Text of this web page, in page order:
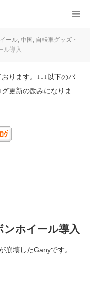
ール, 中国 , 自転車グッズ・
ル導入
ります。↓↓↓以下のバ
更新の励みになりま
ホイール導入
崩壊したGanyです。